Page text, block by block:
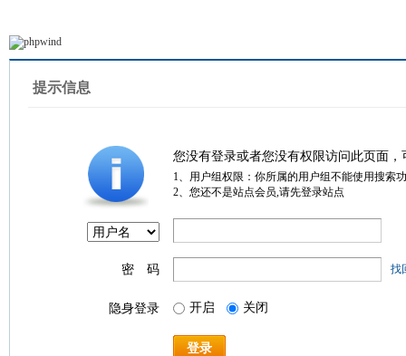
提示信息
您没有登录或者您没有权限访问此页面
1、用户组权限：你所属的用户组不能使用搜索
2、您还不是站点会员,请先登录站点
密 码 找
隐身登录 开启 关闭
登录